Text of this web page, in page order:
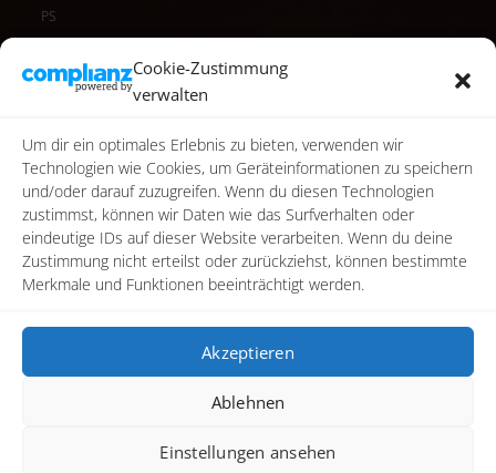
Cookie-Zustimmung
verwalten
Um dir ein optimales Erlebnis zu bieten, verwenden wir
Technologien wie Cookies, um Geräteinformationen zu speichern
und/oder darauf zuzugreifen. Wenn du diesen Technologien
zustimmst, können wir Daten wie das Surfverhalten oder
eindeutige IDs auf dieser Website verarbeiten. Wenn du deine
Zustimmung nicht erteilst oder zurückziehst, können bestimmte
Merkmale und Funktionen beeinträchtigt werden.
Akzeptieren
Ablehnen
Einstellungen ansehen
PS
Reise
Reisen
Star Wars
Video
Copyright ©2026
Alle Rechte vorbehalten